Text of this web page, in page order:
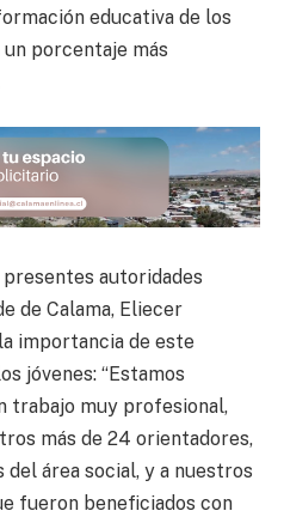
educativa de los
porcentaje más
autoridades
de Calama, Eliecer
importancia de este
jóvenes: “Estamos
trabajo muy profesional,
más de 24 orientadores,
área social, y a nuestros
fueron beneficiados con